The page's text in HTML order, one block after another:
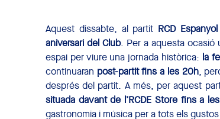
Aquest dissabte, al partit RCD
aniversari del Club. Per a aquesta ocasió
espai per viure una jornada històrica: la
continuaran post-partit fins a les 20h,
després del partit. A més, per aquest
situada davant de l’RCDE Store fins a
gastronomia i música per a tots els